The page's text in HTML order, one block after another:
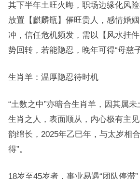
其下半年土旺火晦，职场边缘化风
放置【麒麟瓶】催旺贵人，感情婚
冲，信任危机频发，需以【风水挂
势回转，若能隐忍，晚年可得“母慈
生肖羊：温厚隐忍待时机
“土数之中”亦暗合生肖羊，因其属
生肖之人，表面顺从，内心极有主见
韵绵长，2025年乙巳年，与太岁相
得”。
18岁至45岁者，事业易遇“团队停滞